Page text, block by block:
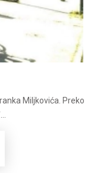
Miljkovića. Preko